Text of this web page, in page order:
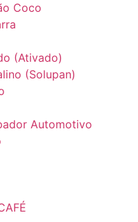
Coco
(Ativado)
(Solupan)
Automotivo